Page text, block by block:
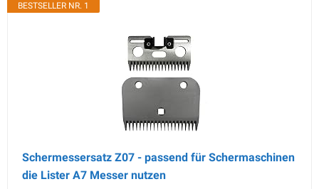
BESTSELLER NR. 1
Schermessersatz Z07 - passend für Schermaschinen
die Lister A7 Messer nutzen